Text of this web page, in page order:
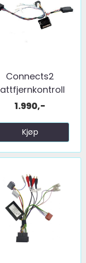
Connects2
interface ...
1.990,-
Kjøp